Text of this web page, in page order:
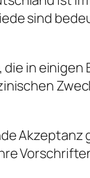
sind
in
Akzeptanz